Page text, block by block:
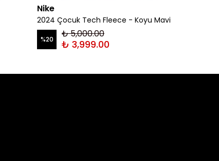
Nike
2024 Çocuk Tech Fleece - Koyu Mavi
%20 ₺ 5,000.00
₺ 3,999.00